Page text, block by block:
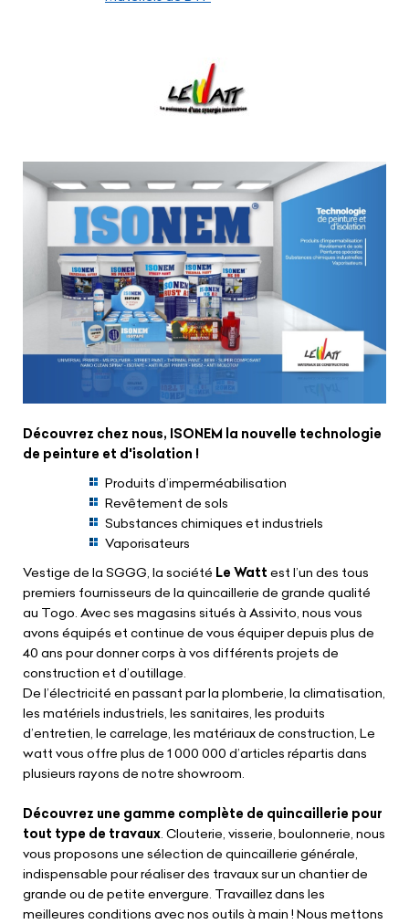
Découvrez chez nous, ISONEM la nouvelle technologie
de peinture et d'isolation !
Produits d’imperméabilisation
Revêtement de sols
Substances chimiques et industriels
Vaporisateurs
Vestige de la SGGG, la société Le Watt est l’un des tous
premiers fournisseurs de la quincaillerie de grande qualité
au Togo. Avec ses magasins situés à Assivito, nous vous
avons équipés et continue de vous équiper depuis plus de
40 ans pour donner corps à vos différents projets de
construction et d’outillage.
De l’électricité en passant par la plomberie, la climatisation,
les matériels industriels, les sanitaires, les produits
d’entretien, le carrelage, les matériaux de construction, Le
watt vous offre plus de 1 000 000 d’articles répartis dans
plusieurs rayons de notre showroom.
Découvrez une gamme complète de quincaillerie pour
tout type de travaux. Clouterie, visserie, boulonnerie, nous
vous proposons une sélection de quincaillerie générale,
indispensable pour réaliser des travaux sur un chantier de
grande ou de petite envergure. Travaillez dans les
meilleures conditions avec nos outils à main ! Nous mettons